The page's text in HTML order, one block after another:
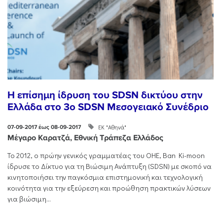
Η επίσημη ίδρυση του SDSN δικτύου στην
Ελλάδα στο 3o SDSN Mεσογειακό Συνέδριο
07-09-2017 έως 08-09-2017 ΕΚ "Αθηνά"
Μέγαρο Καρατζά, Εθνική Τράπεζα Ελλάδος
Το 2012, ο πρώην γενικός γραμματέας του ΟΗΕ, Ban Ki-moon
ίδρυσε το Δίκτυο για τη Βιώσιμη Ανάπτυξη (SDSN) με σκοπό να
κινητοποιήσει την παγκόσμια επιστημονική και τεχνολογική
κοινότητα για την εξεύρεση και προώθηση πρακτικών λύσεων
για βιώσιμη...